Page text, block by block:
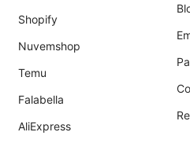
Shopify
Nuvemshop
Temu
Falabella
AliExpress